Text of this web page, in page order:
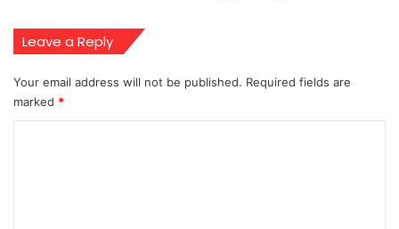
Leave a Reply
Your email address will not be published. Required fields are
marked *